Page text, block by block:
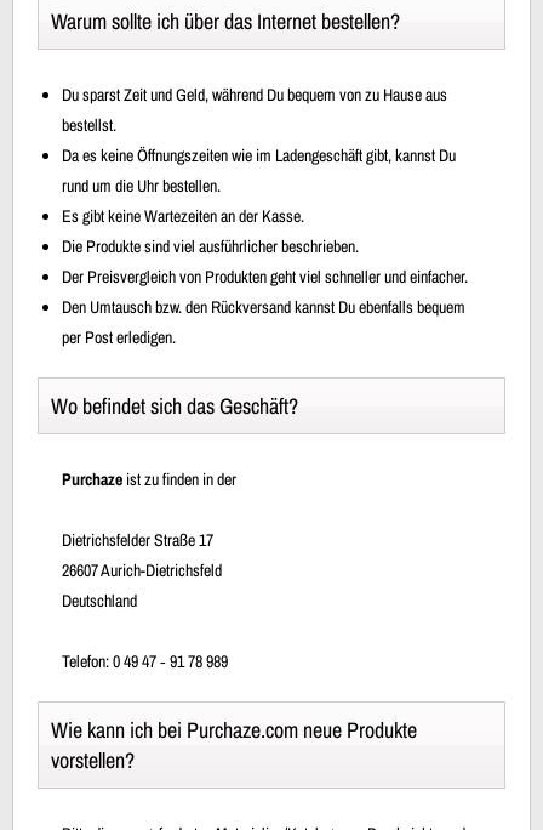
Warum sollte ich über das Internet bestellen?
Du sparst Zeit und Geld, während Du bequem von zu Hause aus
bestellst.
Da es keine Öffnungszeiten wie im Ladengeschäft gibt, kannst Du
rund um die Uhr bestellen.
Es gibt keine Wartezeiten an der Kasse.
Die Produkte sind viel ausführlicher beschrieben.
Der Preisvergleich von Produkten geht viel schneller und einfacher.
Den Umtausch bzw. den Rückversand kannst Du ebenfalls bequem
per Post erledigen.
Wo befindet sich das Geschäft?
Purchaze ist zu finden in der
Dietrichsfelder Straße 17
26607 Aurich-Dietrichsfeld
Deutschland
Telefon: 0 49 47 ‐ 91 78 989
Wie kann ich bei Purchaze.com neue Produkte
vorstellen?